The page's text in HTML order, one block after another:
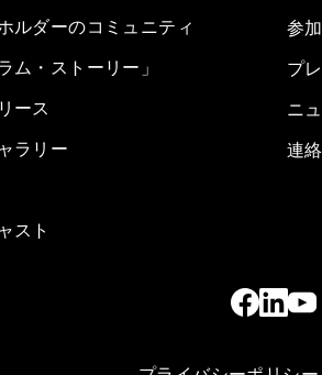
ルダーのコミュニティ
ム・ストーリー」
ース
ラリー
スト
参
プ
ニ
連